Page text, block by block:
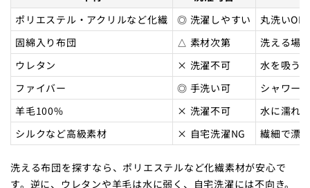
ポリエステル・アクリルなど化繊
◎ 洗濯しやすい
丸洗いOK
固綿入り布団
△ 素材次第
洗える場
ウレタン
× 洗濯不可
水を吸う
ファイバー
◎ 手洗い可
シャワー
羊毛100%
× 洗濯不可
水に濡れ
シルクなど高級素材
× 自宅洗濯NG 繊細で漂
洗える布団を探すなら、ポリエステルなど化繊素材が安心で
す。逆に、ウレタンや羊毛は水に弱く、自宅洗濯には不向き。